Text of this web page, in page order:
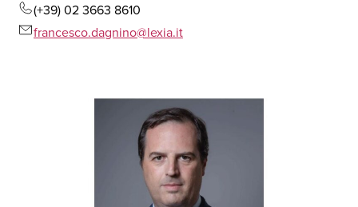
(+39) 02 3663 8610
francesco.dagnino@lexia.it